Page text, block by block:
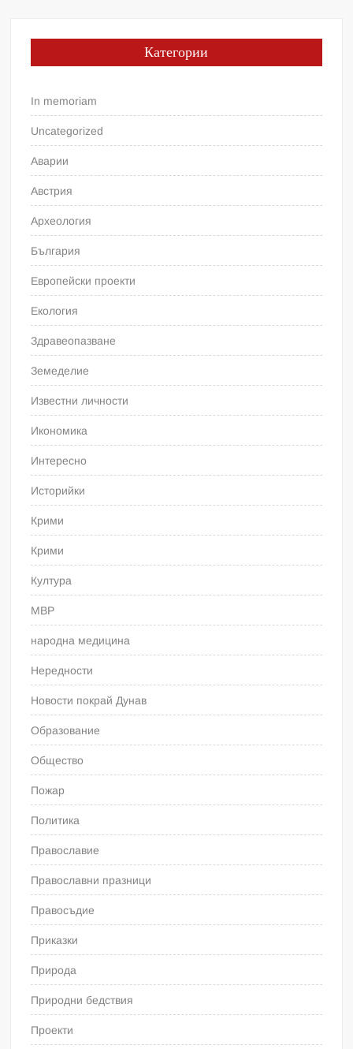
Категории
In memoriam
Uncategorized
Аварии
Австрия
Археология
България
Европейски проекти
Екология
Здравеопазване
Земеделие
Известни личности
Икономика
Интересно
Историйки
Крими
Крими
Култура
МВР
народна медицина
Нередности
Новости покрай Дунав
Образование
Общество
Пожар
Политика
Православие
Православни празници
Правосъдие
Приказки
Природа
Природни бедствия
Проекти